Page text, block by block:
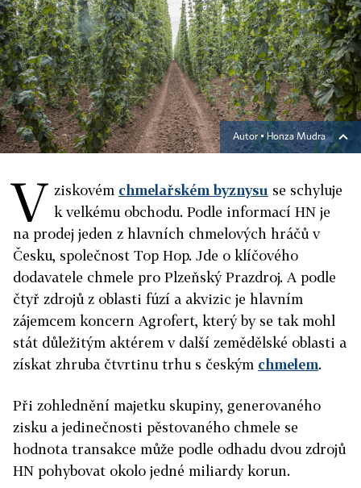
Autor ▪Honza Mudra
V ziskovém chmelařském byznysu se schyluje
k velkému obchodu. Podle informací HN je
na prodej jeden z hlavních chmelových hráčů v
Česku, společnost Top Hop. Jde o klíčového
dodavatele chmele pro Plzeňský Prazdroj. A podle
čtyř zdrojů z oblasti fúzí a akvizic je hlavním
zájemcem koncern Agrofert, který by se tak mohl
stát důležitým aktérem v další zemědělské oblasti a
získat zhruba čtvrtinu trhu s českým chmelem.
Při zohlednění majetku skupiny, generovaného
zisku a jedinečnosti pěstovaného chmele se
hodnota transakce může podle odhadu dvou zdrojů
HN pohybovat okolo jedné miliardy korun.